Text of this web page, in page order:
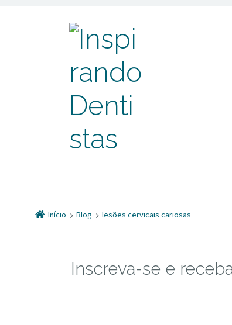
Início Blog lesões cervicais cariosas
Inscreva-se e